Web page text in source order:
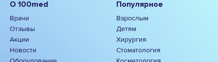
О 100med
Врачи
Отзывы
Акции
Новости
Популярное
Взрослым
Детям
Хирургия
Стоматология